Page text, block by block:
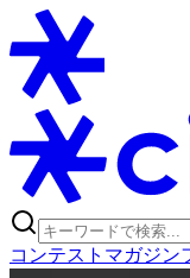
コンテスト マガジン